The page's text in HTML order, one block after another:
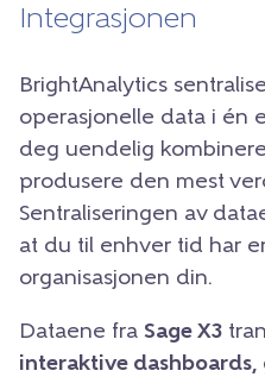
Integrasjonen
BrightAnalytics
operasjonelle data i én
deg uendelig
produsere den mest
Sentraliseringen av
at du til enhver tid har
organisasjonen din.
Dataene fra Sage X3
interaktive